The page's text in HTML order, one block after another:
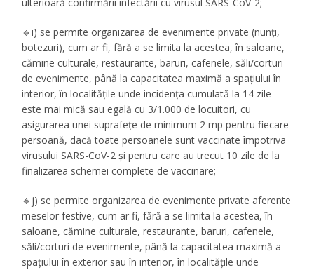
🔹i) se permite organizarea de evenimente private (nunți,
botezuri), cum ar fi, fără a se limita la acestea, în saloane,
cămine culturale, restaurante, baruri, cafenele, săli/corturi
de evenimente, până la capacitatea maximă a spațiului în
interior, în localitățile unde incidența cumulată la 14 zile
este mai mică sau egală cu 3/1.000 de locuitori, cu
asigurarea unei suprafețe de minimum 2 mp pentru fiecare
persoană, dacă toate persoanele sunt vaccinate împotriva
virusului SARS-CoV-2 și pentru care au trecut 10 zile de la
finalizarea schemei complete de vaccinare;
🔹j) se permite organizarea de evenimente private aferente
meselor festive, cum ar fi, fără a se limita la acestea, în
saloane, cămine culturale, restaurante, baruri, cafenele,
săli/corturi de evenimente, până la capacitatea maximă a
spațiului în exterior sau în interior, în localitățile unde